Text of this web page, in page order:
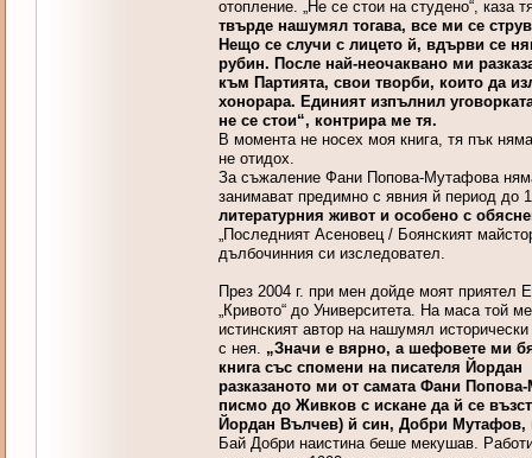
отопление. „Не се стои на студено“, каза
твърде нашумял тогава, все ми се
Нещо се случи с лицето й, вдърви се
рубин. После най-неочаквано ми
към Партията, свои творби, които да
хонорара. Единият изпълнил
не се стои“, контрира ме тя.
В момента не носех моя книга, тя пък
не отидох.
За съжаление Фани Попова-Мутафова
занимават предимно с явния й период до
литературния живот и особено с
„Последният Асеновец / Боянският
дълбочинния си изследовател.
През 2004 г. при мен дойде моят приятел
„Кривото“ до Университета. На маса
истинският автор на нашумял
с нея. „Значи е вярно, а шефовете ми
книга със спомени на писателя
разказаното ми от самата Фани
писмо до Живков с искане да й се
Йордан Вълчев) й син, Добри Мутафов,
Бай Добри наистина беше мекушав.